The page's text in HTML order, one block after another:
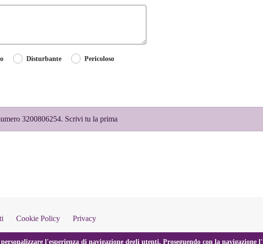
Disturbante
Pericoloso
3200806254. Scrivi tu la prima
Cookie Policy Privacy
l'esperienza di navigazione degli utenti. Proseguendo con la